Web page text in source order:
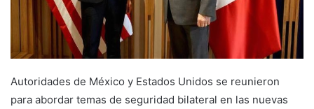
Autoridades de México y Estados Unidos se reunieron
para abordar temas de seguridad bilateral en las nuevas